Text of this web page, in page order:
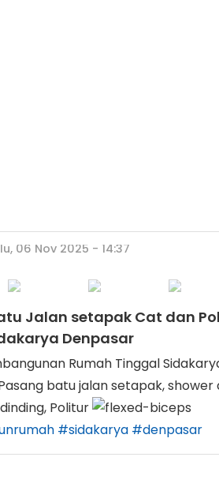
06 Nov 2025 - 14:37
Jalan setapak Cat dan
Denpasar
Rumah Tinggal
batu jalan setapak, shower
Politur
#sidakarya #denpasar